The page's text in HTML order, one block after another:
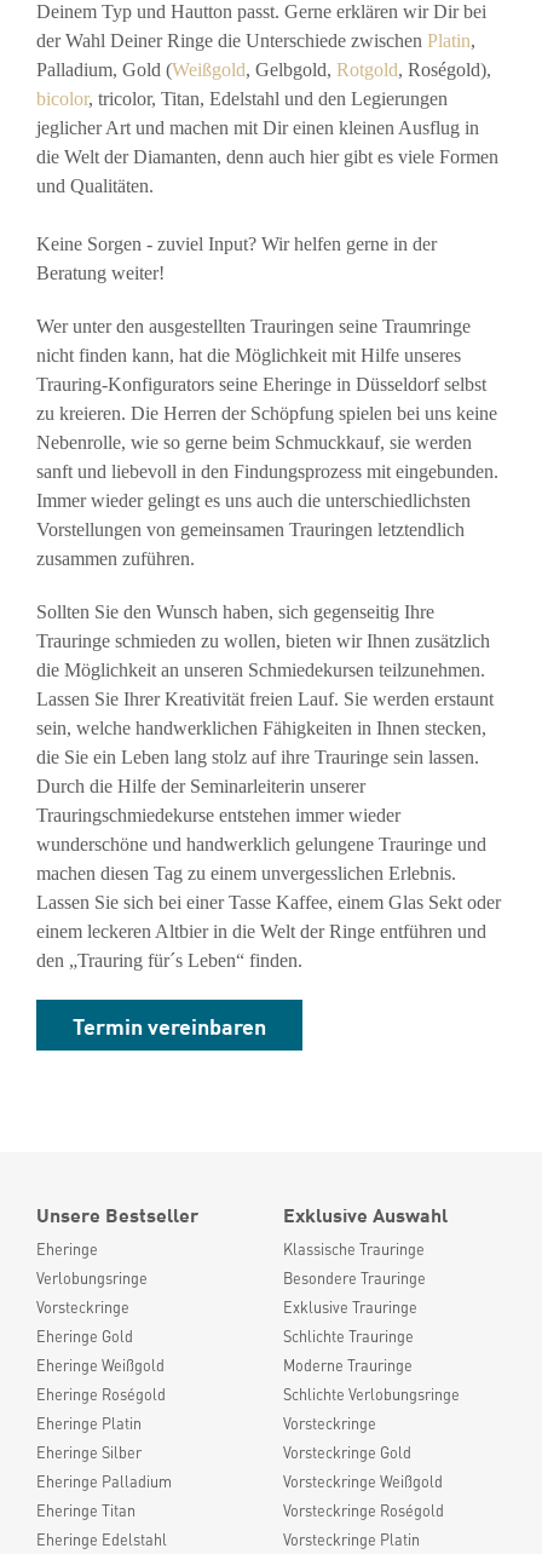
Deinem Typ und Hautton passt. Gerne erklären wir Dir bei
der Wahl Deiner Ringe die Unterschiede zwischen Platin,
Palladium, Gold (Weißgold, Gelbgold, Rotgold, Roségold),
bicolor, tricolor, Titan, Edelstahl und den Legierungen
jeglicher Art und machen mit Dir einen kleinen Ausflug in
die Welt der Diamanten, denn auch hier gibt es viele Formen
und Qualitäten.
Keine Sorgen - zuviel Input? Wir helfen gerne in der
Beratung weiter!
Wer unter den ausgestellten Trauringen seine Traumringe
nicht finden kann, hat die Möglichkeit mit Hilfe unseres
Trauring-Konfigurators seine Eheringe in Düsseldorf selbst
zu kreieren. Die Herren der Schöpfung spielen bei uns keine
Nebenrolle, wie so gerne beim Schmuckkauf, sie werden
sanft und liebevoll in den Findungsprozess mit eingebunden.
Immer wieder gelingt es uns auch die unterschiedlichsten
Vorstellungen von gemeinsamen Trauringen letztendlich
zusammen zuführen.
Sollten Sie den Wunsch haben, sich gegenseitig Ihre
Trauringe schmieden zu wollen, bieten wir Ihnen zusätzlich
die Möglichkeit an unseren Schmiedekursen teilzunehmen.
Lassen Sie Ihrer Kreativität freien Lauf. Sie werden erstaunt
sein, welche handwerklichen Fähigkeiten in Ihnen stecken,
die Sie ein Leben lang stolz auf ihre Trauringe sein lassen.
Durch die Hilfe der Seminarleiterin unserer
Trauringschmiedekurse entstehen immer wieder
wunderschöne und handwerklich gelungene Trauringe und
machen diesen Tag zu einem unvergesslichen Erlebnis.
Lassen Sie sich bei einer Tasse Kaffee, einem Glas Sekt oder
einem leckeren Altbier in die Welt der Ringe entführen und
den „Trauring für´s Leben“ finden.
Termin vereinbaren
Unsere Bestseller
Eheringe
Verlobungsringe
Vorsteckringe
Eheringe Gold
Eheringe Weißgold
Eheringe Roségold
Eheringe Platin
Eheringe Silber
Eheringe Palladium
Eheringe Titan
Eheringe Edelstahl
Exklusive Auswahl
Klassische Trauringe
Besondere Trauringe
Exklusive Trauringe
Schlichte Trauringe
Moderne Trauringe
Schlichte Verlobungsringe
Vorsteckringe
Vorsteckringe Gold
Vorsteckringe Weißgold
Vorsteckringe Roségold
Vorsteckringe Platin